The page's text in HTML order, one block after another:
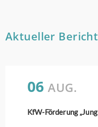
Aktueller Bericht
06 AUG.